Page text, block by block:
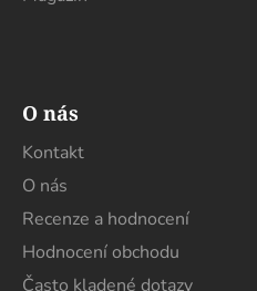
O nás
Kontakt
O nás
Recenze a hodnocení
Hodnocení obchodu
Často kladené dotazy